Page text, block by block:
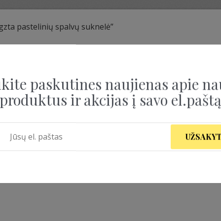
pastelinių spalvų suknelė”
SPALVŲ
paskutines naujienas apie
produktus ir akcijas į savo el.paštą